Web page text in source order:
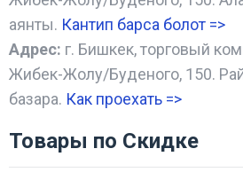
аянты. Кантип барса болот =>
Адрес: г. Бишкек, торговый
Жибек-Жолу/Буденого, 150.
базара. Как проехать =>
Товары по Скидке